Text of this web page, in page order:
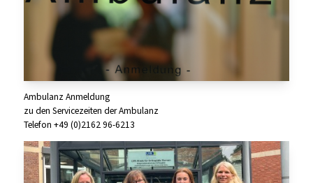
Ambulanz Anmeldung
zu den Servicezeiten der Ambulanz
Telefon +49 (0)2162 96-6213